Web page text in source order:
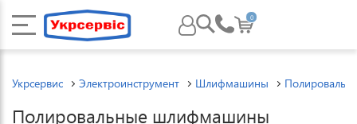
0
Укрсервис Электроинструмент Шлифмашины
Полировальные шлифмашины